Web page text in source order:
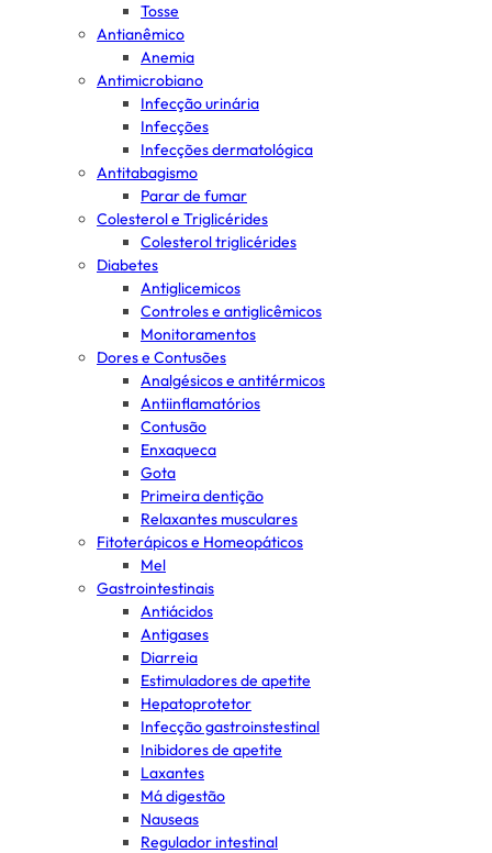
Tosse
Antianêmico
Anemia
Antimicrobiano
Infecção urinária
Infecções
Infecções dermatológica
Antitabagismo
Parar de fumar
Colesterol e Triglicérides
Colesterol triglicérides
Diabetes
Antiglicemicos
Controles e antiglicêmicos
Monitoramentos
Dores e Contusões
Analgésicos e antitérmicos
Antiinflamatórios
Contusão
Enxaqueca
Gota
Primeira dentição
Relaxantes musculares
Fitoterápicos e Homeopáticos
Mel
Gastrointestinais
Antiácidos
Antigases
Diarreia
Estimuladores de apetite
Hepatoprotetor
Infecção gastroinstestinal
Inibidores de apetite
Laxantes
Má digestão
Nauseas
Regulador intestinal